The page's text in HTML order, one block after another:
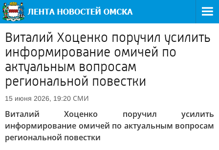
Виталий Хоценко поручил усилить
информирование омичей по
актуальным вопросам
региональной повестки
15 июня 2026, 19:20 СМИ
Виталий Хоценко поручил усилить
информирование омичей по актуальным вопросам
региональной повестки